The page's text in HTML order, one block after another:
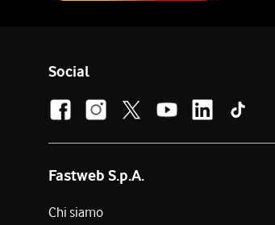
Social
Fastweb S.p.A.
Chi siamo